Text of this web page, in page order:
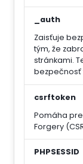
_auth
Zaisťuje
tým, že
stránkami.
bezpečnosť
csrftoken
Pomáha
Forgery
PHPSESSID